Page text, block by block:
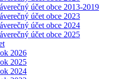
účet obce 2013-2019
účet obce 2023
účet obce 2024
účet obce 2025
2026
2025
2024